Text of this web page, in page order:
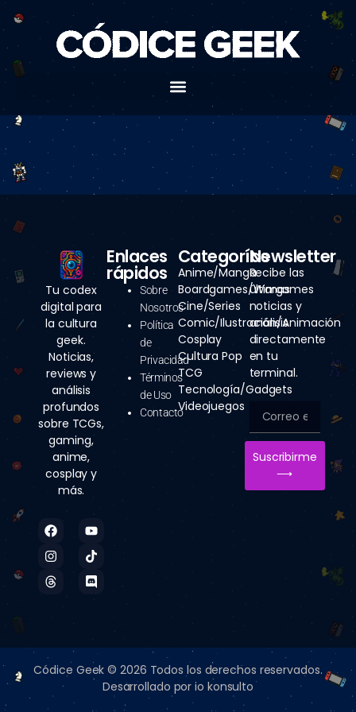
al
contenido
Tu codex
digital para
la cultura
geek.
Noticias,
reviews y
análisis
profundos
sobre TCGs,
gaming,
anime,
cosplay y
más.
F
a
c
e
b
o
Y
o
u
t
u
b
I
n
s
t
a
g
T
i
k
t
o
k
T
h
r
e
a
d
D
i
s
c
o
r
Enlaces
rápidos
Sobre
Nosotros
Política
de
Privacidad
Términos
de Uso
Contacto
Categorías
Anime/Manga
Boardgames/Wargames
Cine/Series
Comic/Ilustración/Animación
Cosplay
Cultura Pop
TCG
Tecnología/Gadgets
Videojuegos
Newsletter
Recibe las
últimas
noticias y
análisis
directamente
en tu
terminal.
electrónico
Suscribirme
⟶
Códice Geek © 2026 Todos los derechos reservados.
Desarrollado por io konsulto